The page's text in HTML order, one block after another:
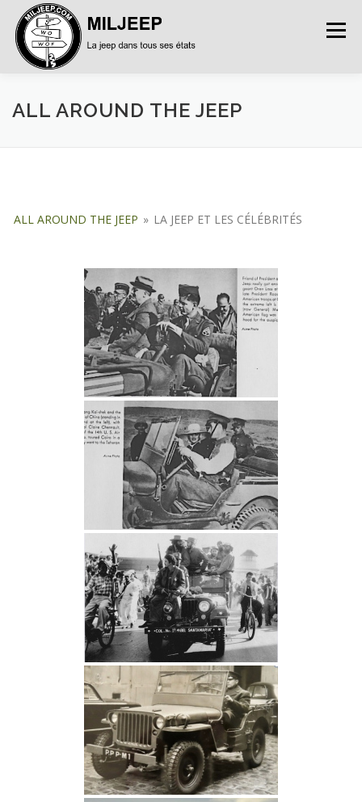
Menu
ACCUEIL ARTICLES PETITES ANNONCES
DOCUMENTATIONS FORUMS S’INSCRIRE
CONNEXION
ALL AROUND THE JEEP
ALL AROUND THE JEEP » LA JEEP ET LES CÉLÉBRITÉS